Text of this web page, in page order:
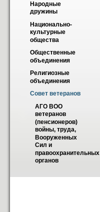
Народные
дружины
Национально-
культурные
общества
Общественные
объединения
Религиозные
объединения
Совет ветеранов
АГО ВОО
ветеранов
(пенсионеров)
войны, труда,
Вооруженных
Сил и
правоохранительных
органов